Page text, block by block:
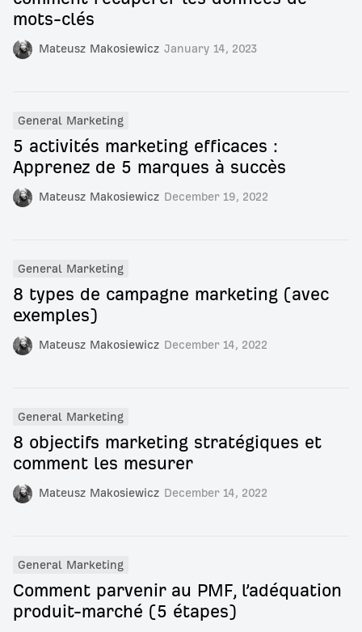
Mateusz Makosiewicz January 14, 2023
mots-clés
Mateusz Makosiewicz December 19, 2022
General Marketing
5 activités marketing efficaces :
Apprenez de 5 marques à succès
Mateusz Makosiewicz December 14, 2022
General Marketing
8 types de campagne marketing (avec
exemples)
Mateusz Makosiewicz December 14, 2022
General Marketing
8 objectifs marketing stratégiques et
comment les mesurer
General Marketing
Comment parvenir au PMF, l’adéquation
produit-marché (5 étapes)